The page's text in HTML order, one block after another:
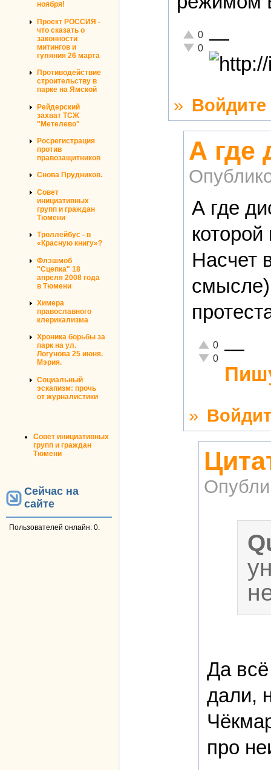
ноября!
Проект РОССИЯ -
что сказать о
законности
митингов и
гуляния 26 марта
Противодействие
строительству в
парке на Ямской
Рейдерский
захват ТСЖ
"Метелево"
Росрегистрация
против
правозащитников
Снова Прудников.
Совет
инициативных
групп и граждан
Тюмени
Троллейбус - в
«Красную книгу»?
Флэшмоб
"Сцепка" 18
апреля 2008 года
в Тюмени
Химера
православного
клерикализма
Хроника борьбы за
парк на ул.
Логунова 25 июня.
Мэрия.
Социальный
эскапизм: прочь
от журналистики
Совет инициативных
групп и граждан
Тюмени
Сейчас на
сайте
Пользователей онлайн: 0.
Отлично!
0
Неадекватно!
0 —
» Войдите
А где
А где
Насчет
Отлично!
0
Неадекватно!
0 —
»
Да
дали,
про